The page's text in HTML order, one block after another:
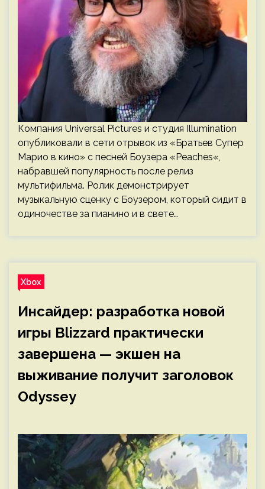
Компания Universal Pictures и студия Illumination
опубликовали в сети отрывок из «Братьев Супер
Марио в кино» с песней Боузера «Peaches«,
набравшей популярность после релиз
мультифильма. Ролик демонстрирует
музыкальную сценку с Боузером, который сидит в
одиночестве за пианино и в свете…
Xbox
Инсайдер: разработка новой
игры Blizzard практически
завершена — экшен на
выживание получит заголовок
Odyssey